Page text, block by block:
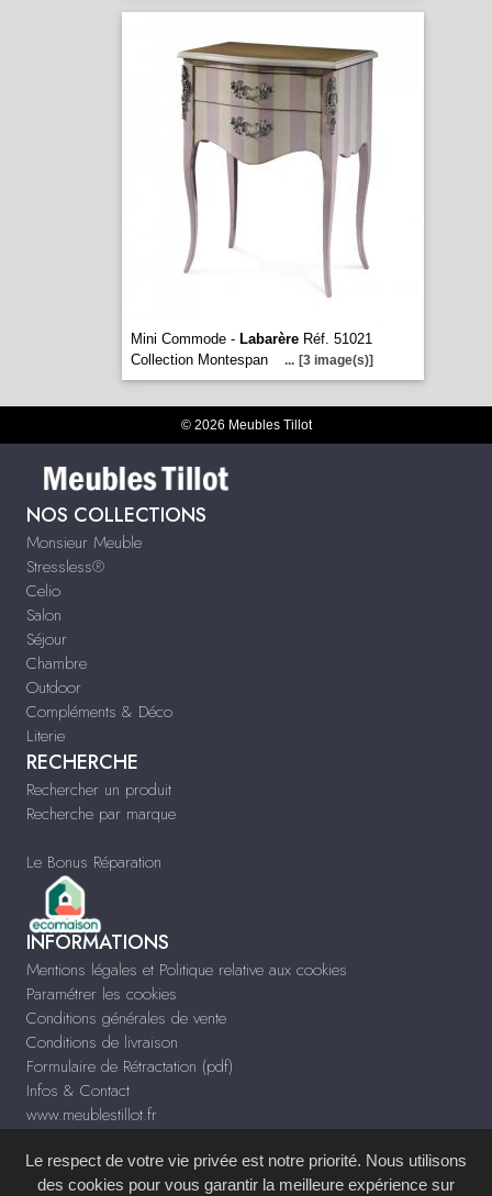
Mini Commode - LabarèreRéf. 51021
Collection Montespan
... [3 image(s)]
© 2026 Meubles Tillot
NOS COLLECTIONS
Monsieur Meuble
Stressless®
Celio
Salon
Séjour
Chambre
Outdoor
Compléments & Déco
Literie
RECHERCHE
Rechercher un produit
Recherche par marque
Le Bonus Réparation
INFORMATIONS
Mentions légales et Politique relative aux cookies
Paramétrer les cookies
Conditions générales de vente
Conditions de livraison
Formulaire de Rétractation (pdf)
Infos & Contact
www.meublestillot.fr
Le respect de votre vie privée est notre priorité. Nous utilisons
des cookies pour vous garantir la meilleure expérience sur